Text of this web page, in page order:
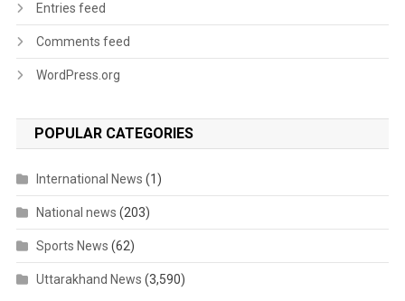
Entries feed
Comments feed
WordPress.org
POPULAR CATEGORIES
International News (1)
National news (203)
Sports News (62)
Uttarakhand News (3,590)